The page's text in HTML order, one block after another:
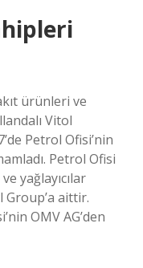
ürünleri ve
Vitol
Petrol Ofisi’nin
Petrol Ofisi
yağlayıcılar
Group’a aittir.
OMV AG’den